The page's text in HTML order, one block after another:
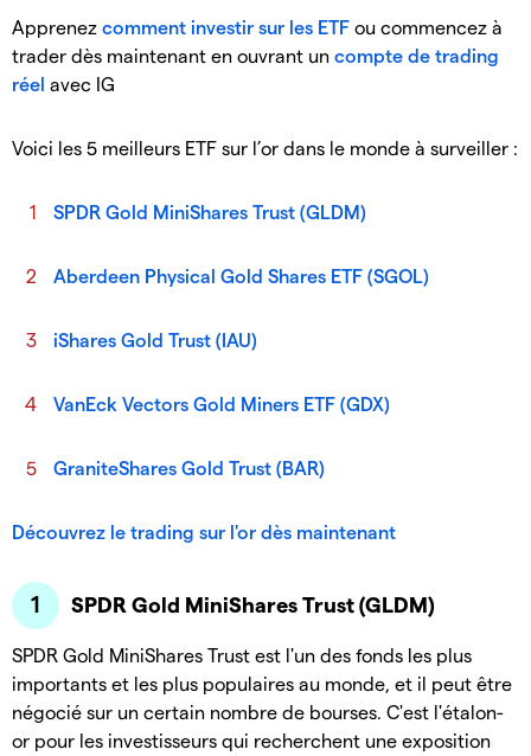
Apprenez comment investir sur les ETF ou commencez à
trader dès maintenant en ouvrant un compte de trading
réel avec IG
Voici les 5 meilleurs ETF sur l’or dans le monde à surveiller :
SPDR Gold MiniShares Trust (GLDM)
Aberdeen Physical Gold Shares ETF (SGOL)
iShares Gold Trust (IAU)
VanEck Vectors Gold Miners ETF (GDX)
GraniteShares Gold Trust (BAR)
Découvrez le trading sur l'or dès maintenant
SPDR Gold MiniShares Trust (GLDM)
SPDR Gold MiniShares Trust est l'un des fonds les plus
importants et les plus populaires au monde, et il peut être
négocié sur un certain nombre de bourses. C'est l'étalon-
or pour les investisseurs qui recherchent une exposition